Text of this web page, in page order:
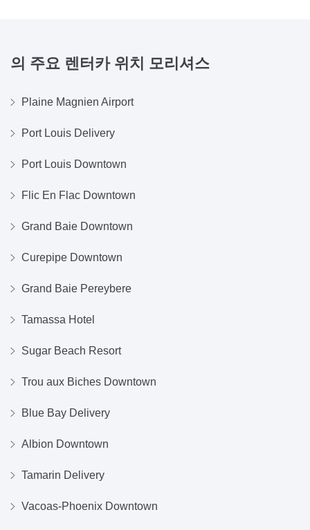
의 주요 렌터카 위치 모리셔스
Plaine Magnien Airport
Port Louis Delivery
Port Louis Downtown
Flic En Flac Downtown
Grand Baie Downtown
Curepipe Downtown
Grand Baie Pereybere
Tamassa Hotel
Sugar Beach Resort
Trou aux Biches Downtown
Blue Bay Delivery
Albion Downtown
Tamarin Delivery
Vacoas-Phoenix Downtown